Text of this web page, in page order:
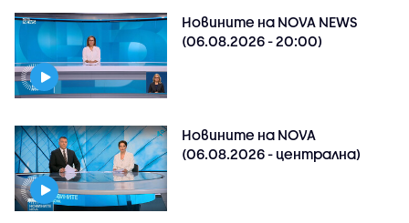
Новините на NOVA NEWS
(06.08.2026 - 20:00)
Новините на NOVA
(06.08.2026 - централна)